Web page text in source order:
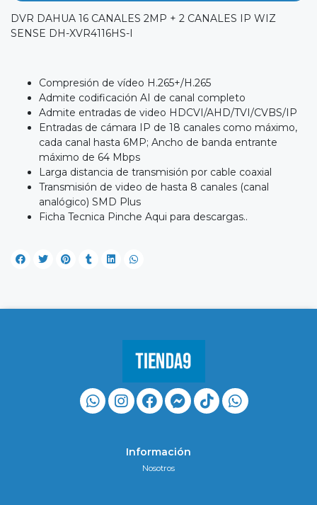
DVR DAHUA 16 CANALES 2MP + 2 CANALES IP WIZ
SENSE DH-XVR4116HS-I
Compresión de vídeo H.265+/H.265
Admite codificación AI de canal completo
Admite entradas de video HDCVI/AHD/TVI/CVBS/IP
Entradas de cámara IP de 18 canales como máximo,
cada canal hasta 6MP; Ancho de banda entrante
máximo de 64 Mbps
Larga distancia de transmisión por cable coaxial
Transmisión de video de hasta 8 canales (canal
analógico) SMD Plus
Ficha Tecnica Pinche Aqui para descargas..
Información
Nosotros